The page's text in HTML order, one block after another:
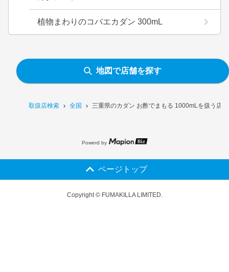
取扱店検索 全国 三重県のカダン お酢でまもる 1000mLを扱う店
植物まわりのコバエカダン 300mL
地図で店舗を探す
Powerd by
ページトップ
Copyright © FUMAKILLA LIMITED.